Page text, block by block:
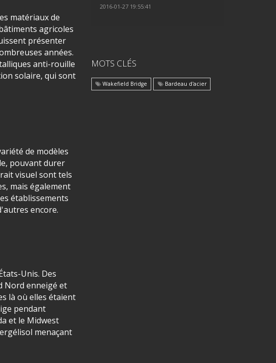
matériaux de
agricoles
présenter
années.
anti-rouille
solaire, qui sont
de modèles
pouvant durer
visuel sont tels
mais également
établissements
encore.
Unis. Des
Nord enneigé et
là où elles étaient
pendant
et le Midwest
menaçant
2016-01-27 19:55:41
MOTS CLÉS
Wakefield Bridge Bardeau d'acier